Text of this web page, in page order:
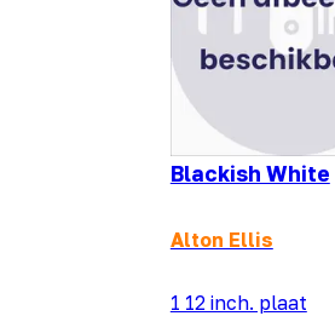
Blackish White
Alton Ellis
1 12 inch. plaat